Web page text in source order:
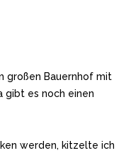
großen Bauernhof mit
gibt es noch einen
werden, kitzelte ich